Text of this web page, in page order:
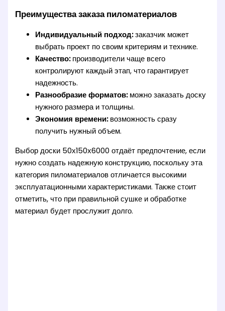
Преимущества заказа пиломатериалов
Индивидуальный подход:заказчик может
выбрать проект по своим критериям и технике.
Качество:производители чаще всего
контролируют каждый этап, что гарантирует
надежность.
Разнообразие форматов:можно заказать доску
нужного размера и толщины.
Экономия времени:возможность сразу
получить нужный объем.
Выбор доски 50х150х6000 отдаёт предпочтение, если
нужно создать надежную конструкцию, поскольку эта
категория пиломатериалов отличается высокими
эксплуатационными характеристиками. Также стоит
отметить, что при правильной сушке и обработке
материал будет прослужит долго.